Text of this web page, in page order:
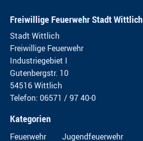
Freiwillige Feuerwehr Stadt Wittlich
Stadt Wittlich
Freiwillige Feuerwehr
Industriegebiet I
Gutenbergstr. 10
54516 Wittlich
Telefon: 06571 / 97 40-0
Kategorien
Feuerwehr Jugendfeuerwehr